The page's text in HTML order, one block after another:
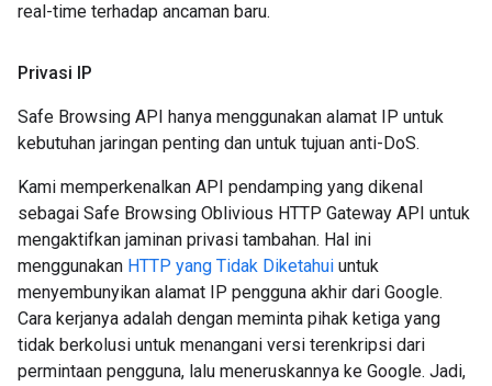
real-time terhadap ancaman baru.
Privasi IP
Safe Browsing API hanya menggunakan alamat IP untuk
kebutuhan jaringan penting dan untuk tujuan anti-DoS.
Kami memperkenalkan API pendamping yang dikenal
sebagai Safe Browsing Oblivious HTTP Gateway API untuk
mengaktifkan jaminan privasi tambahan. Hal ini
menggunakan HTTP yang Tidak Diketahui untuk
menyembunyikan alamat IP pengguna akhir dari Google.
Cara kerjanya adalah dengan meminta pihak ketiga yang
tidak berkolusi untuk menangani versi terenkripsi dari
permintaan pengguna, lalu meneruskannya ke Google. Jadi,